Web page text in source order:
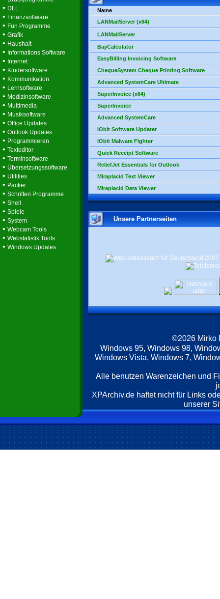
• DLL
• Finanzsoftware
• Fun Programme
• Grafik
• Haushalt
• Informations Software
• Internet
• Kindersoftware
• Kommunikation
• Lernsoftware
• Medizinsoftware
• Multimedia
• Musiksoftware
• Office Updates
• Outlook Updates
• Programmieren
• Texteditor
• Terminsoftware
• Übersetzungssoftware
• Utilities
• Packer
• Schriften Programme
• Shell
• Spiele
• System
• Webcam Tools
• Webstatistik Tools
• Windows Updates
Name
LANMailServer (x64)
LANMailServer
BayCalculator
EasyBilling Invoicing Software
ChequeSystem Cheque Printing Software
Advanced SystemCare Ultimate
SuperInvoice (x64)
SuperInvoice
Advanced SystemCare
IObit Software Updater
IObit Malware Fighter
Quick Receipt Software
ReliefJet Essentials for Outlook
Miraplacid Text Viewer
Miraplacid Data Viewer
Unsere Partnerseiten
©2026 Mirko
Windows 95, Windows 98,
Windows Vista, Windows 7,
Alle benutzen Warenzeichen und
XPArchiv.de haftet nicht für Links
unserer